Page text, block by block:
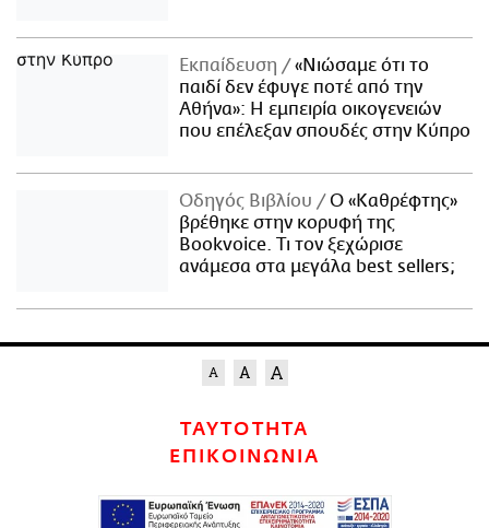
Εκπαίδευση
«Νιώσαμε ότι το
παιδί δεν έφυγε ποτέ από την
Αθήνα»: Η εμπειρία οικογενειών
που επέλεξαν σπουδές στην Κύπρο
Οδηγός Βιβλίου
Ο «Καθρέφτης»
βρέθηκε στην κορυφή της
Bookvoice. Τι τον ξεχώρισε
ανάμεσα στα μεγάλα best sellers;
ΤΑΥΤΟΤΗΤΑ
ΕΠΙΚΟΙΝΩΝΙΑ